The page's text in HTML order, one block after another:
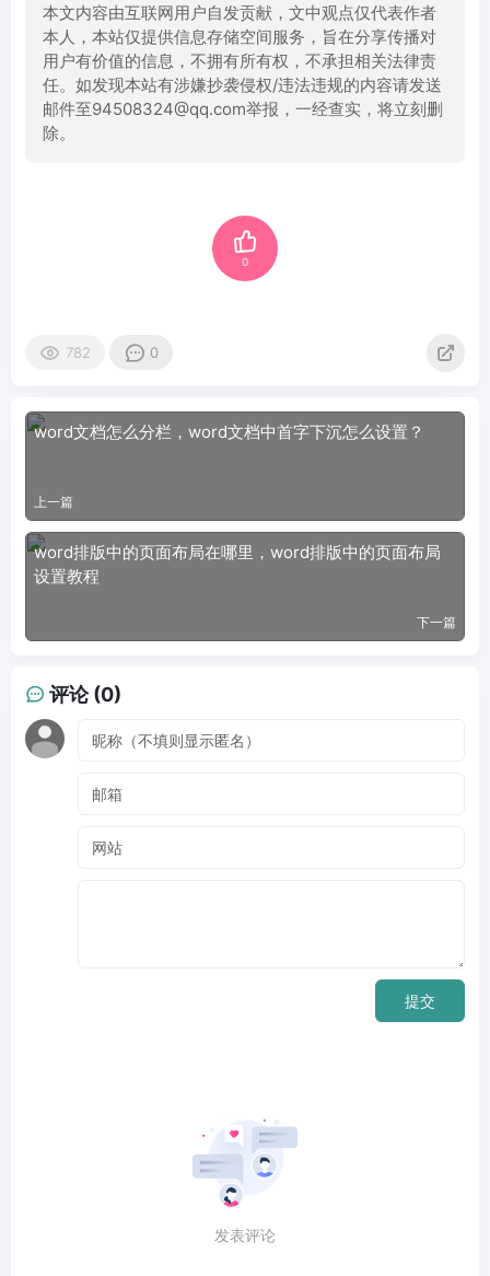
本文内容由互联网用户自发贡献，文中观点仅代表作者
本人，本站仅提供信息存储空间服务，旨在分享传播对
用户有价值的信息，不拥有所有权，不承担相关法律责
任。如发现本站有涉嫌抄袭侵权/违法违规的内容请发送
邮件至94508324@qq.com举报，一经查实，将立刻删
除。
0
782 0
word文档怎么分栏，word文档中首字下沉怎么设置？
上一篇
word排版中的页面布局在哪里，word排版中的页面布局
设置教程
下一篇
评论 (0)
提交
发表评论